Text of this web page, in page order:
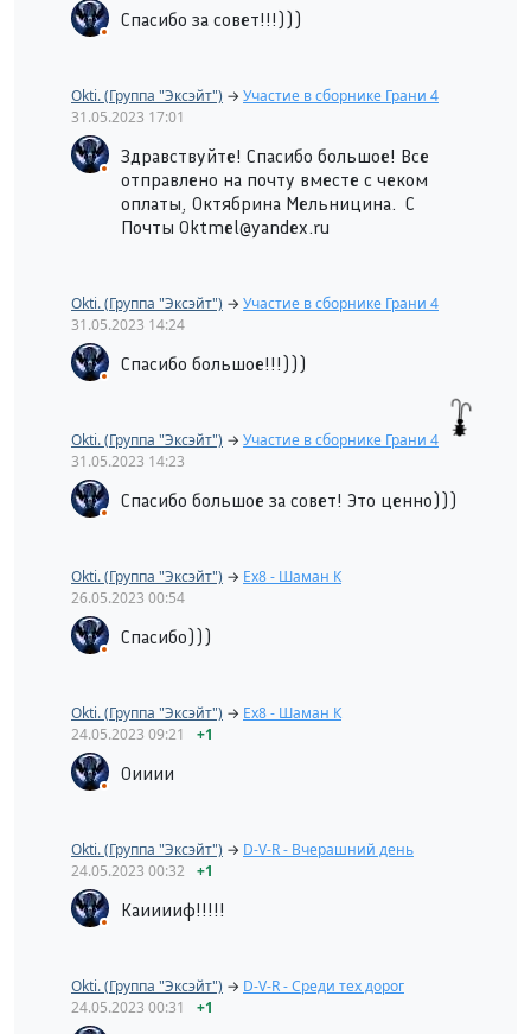
Спасибо за совет!!!)))
Okti. (Группа "Эксэйт") → Участие в сборнике Грани 4
31.05.2023 17:01
Здравствуйте! Спасибо большое! Все
отправлено на почту вместе с чеком
оплаты, Октябрина Мельницина. С
Почты Oktmel@yandex.ru
Okti. (Группа "Эксэйт") → Участие в сборнике Грани 4
31.05.2023 14:24
Спасибо большое!!!)))
Okti. (Группа "Эксэйт") → Участие в сборнике Грани 4
31.05.2023 14:23
Спасибо большое за совет! Это ценно)))
Okti. (Группа "Эксэйт") → Ex8 - Шаман К
26.05.2023 00:54
Спасибо)))
Okti. (Группа "Эксэйт") → Ex8 - Шаман К
24.05.2023 09:21 +1
Оииии
Okti. (Группа "Эксэйт") → D-V-R - Вчерашний день
24.05.2023 00:32 +1
Каииииф!!!!!
Okti. (Группа "Эксэйт") → D-V-R - Среди тех дорог
24.05.2023 00:31 +1